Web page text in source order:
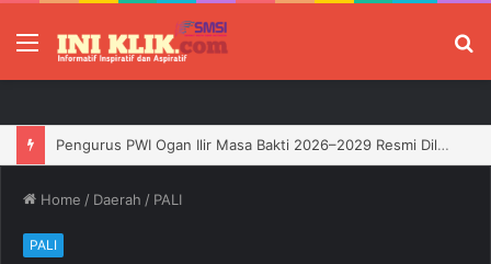
Menu
Home / Daerah / PALI
PALI